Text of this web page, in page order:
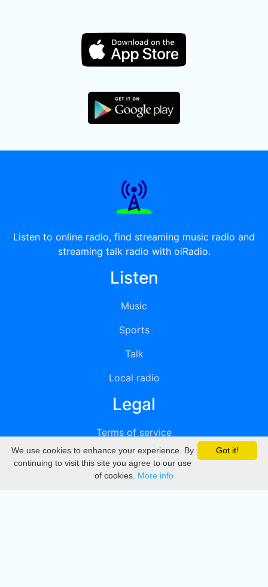
Listen to online radio, find streaming music radio and
streaming talk radio with oiRadio.
Listen
Music
Sports
Talk
Local radio
Legal
Terms of service
Privacy
DMCA
Got it!
We use cookies to enhance your experience. By
continuing to visit this site you agree to our use
of cookies. More info